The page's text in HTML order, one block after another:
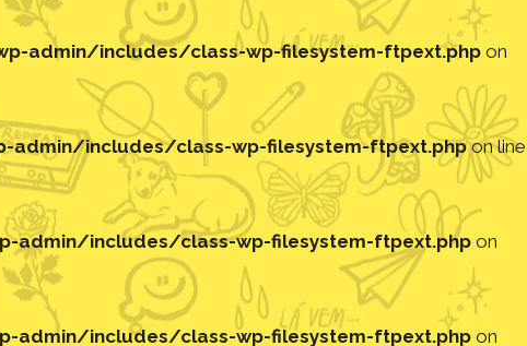
admin/includes/class-wp-filesystem-ftpext.phpon
includes/class-wp-filesystem-ftpext.phpon line
includes/class-wp-filesystem-ftpext.phpon
includes/class-wp-filesystem-ftpext.phpon